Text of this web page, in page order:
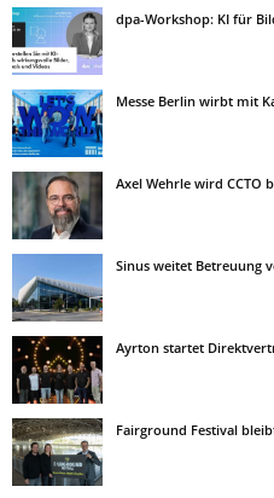
dpa-Workshop: KI für
Messe Berlin wirbt mit
Axel Wehrle wird CCTO
Sinus weitet Betreuung
Ayrton startet
Fairground Festival